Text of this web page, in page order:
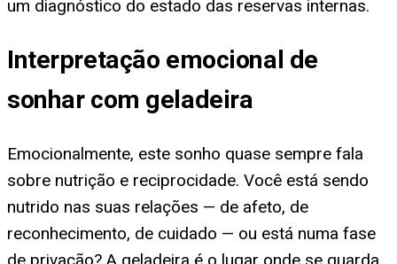
um diagnóstico do estado das reservas internas.
Interpretação emocional de
sonhar com geladeira
Emocionalmente, este sonho quase sempre fala
sobre nutrição e reciprocidade. Você está sendo
nutrido nas suas relações — de afeto, de
reconhecimento, de cuidado — ou está numa fase